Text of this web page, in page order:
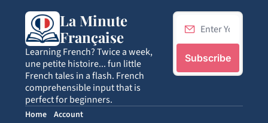
La Minute
Française
Learning French? Twice a week,
une petite histoire... fun little
French tales in a flash. French
comprehensible input that is
perfect for beginners.
Subscribe
Home Account